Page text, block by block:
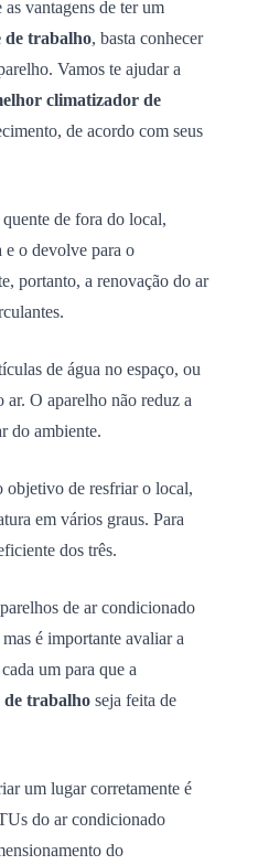
vantagens de ter um
de trabalho, basta conhecer
Vamos te ajudar a
climatizador de
de acordo com seus
de fora do local,
o devolve para o
portanto, a renovação do ar
de água no espaço, ou
ar. O aparelho não reduz a
do ambiente.
objetivo de resfriar o local,
em vários graus. Para
dos três.
de ar condicionado
é importante avaliar a
um para que a
de trabalho seja feita de
um lugar corretamente é
do ar condicionado
do